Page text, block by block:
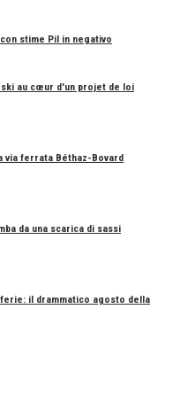
stime Pil in negativo
au cœur d'un projet de loi
via ferrata Béthaz-Bovard
da una scarica di sassi
il drammatico agosto della